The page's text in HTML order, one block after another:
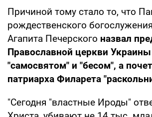
Причиной тому стало то, что
рождественского
Агапита Печерского назвал
Православной церкви
"самосвятом" и "бесом", а
патриарха Филарета
"Сегодня "властные Ироды"